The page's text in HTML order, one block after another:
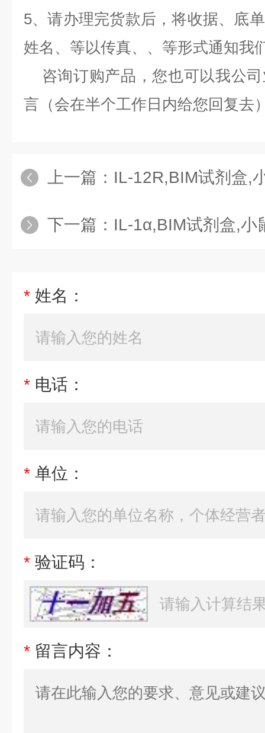
5、请办理完货款后，将收据、底
姓名、等以传真、、等形式通知我
咨询订购产品，您也可以我公
言（会在半个工作日内给您回复去
上一篇： IL-12R,BIM试剂盒,小鼠白介
下一篇： IL-1α,BIM试剂盒,小鼠白介
* 姓名：
* 电话：
* 单位：
* 验证码：
* 留言内容：